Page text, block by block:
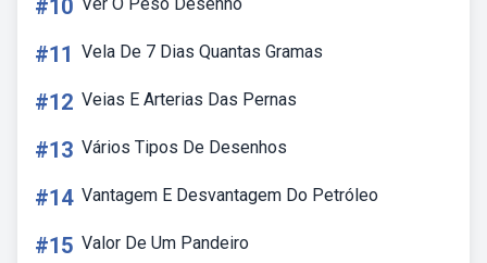
#10
#11 Vela De 7 Dias Quantas Gramas
#12 Veias E Arterias Das Pernas
#13 Vários Tipos De Desenhos
#14 Vantagem E Desvantagem Do Petróleo
#15 Valor De Um Pandeiro